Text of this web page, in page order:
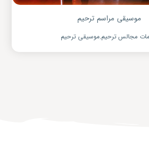
موسیقی مراسم ترحیم
مجالس ترحیم,موسیقی ترحیم